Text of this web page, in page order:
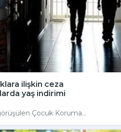
ilişkin ceza
yaş indirimi
Çocuk Koruma...